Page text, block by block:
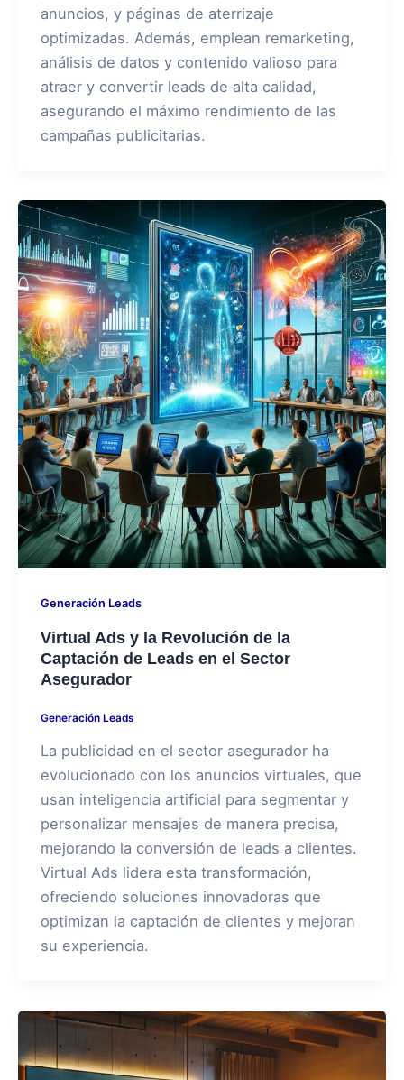
anuncios, y páginas de aterrizaje
optimizadas. Además, emplean remarketing,
análisis de datos y contenido valioso para
atraer y convertir leads de alta calidad,
asegurando el máximo rendimiento de las
campañas publicitarias.
Generación Leads
Virtual Ads y la Revolución de la
Captación de Leads en el Sector
Asegurador
Generación Leads
La publicidad en el sector asegurador ha
evolucionado con los anuncios virtuales, que
usan inteligencia artificial para segmentar y
personalizar mensajes de manera precisa,
mejorando la conversión de leads a clientes.
Virtual Ads lidera esta transformación,
ofreciendo soluciones innovadoras que
optimizan la captación de clientes y mejoran
su experiencia.